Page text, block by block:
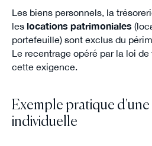
Les biens personnels, la
les locations patrimoniales
portefeuille) sont exclus du
Le recentrage opéré par la loi
cette exigence.
Exemple pratique
individuelle